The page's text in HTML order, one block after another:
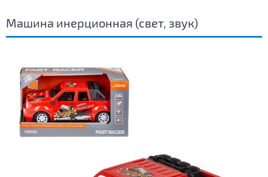
Машина инерционная (свет, звук)